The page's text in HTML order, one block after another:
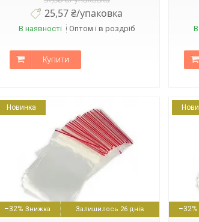
25,57 ₴/упаковка
В наявності Оптом і в роздріб
Купити
Новинка
–32% Залишилось 26 днів
16623
–32%